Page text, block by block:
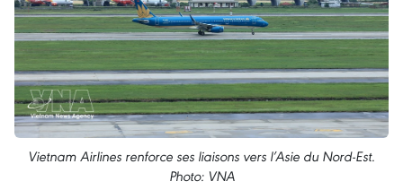
Vietnam Airlines renforce ses liaisons vers l’Asie du Nord-Est.
Photo: VNA